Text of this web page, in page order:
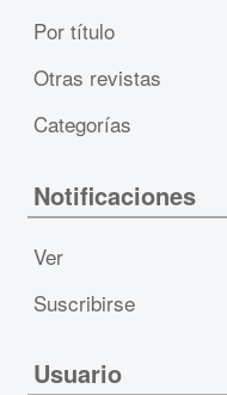
Por título
Otras revistas
Categorías
Notificaciones
Ver
Suscribirse
Usuario